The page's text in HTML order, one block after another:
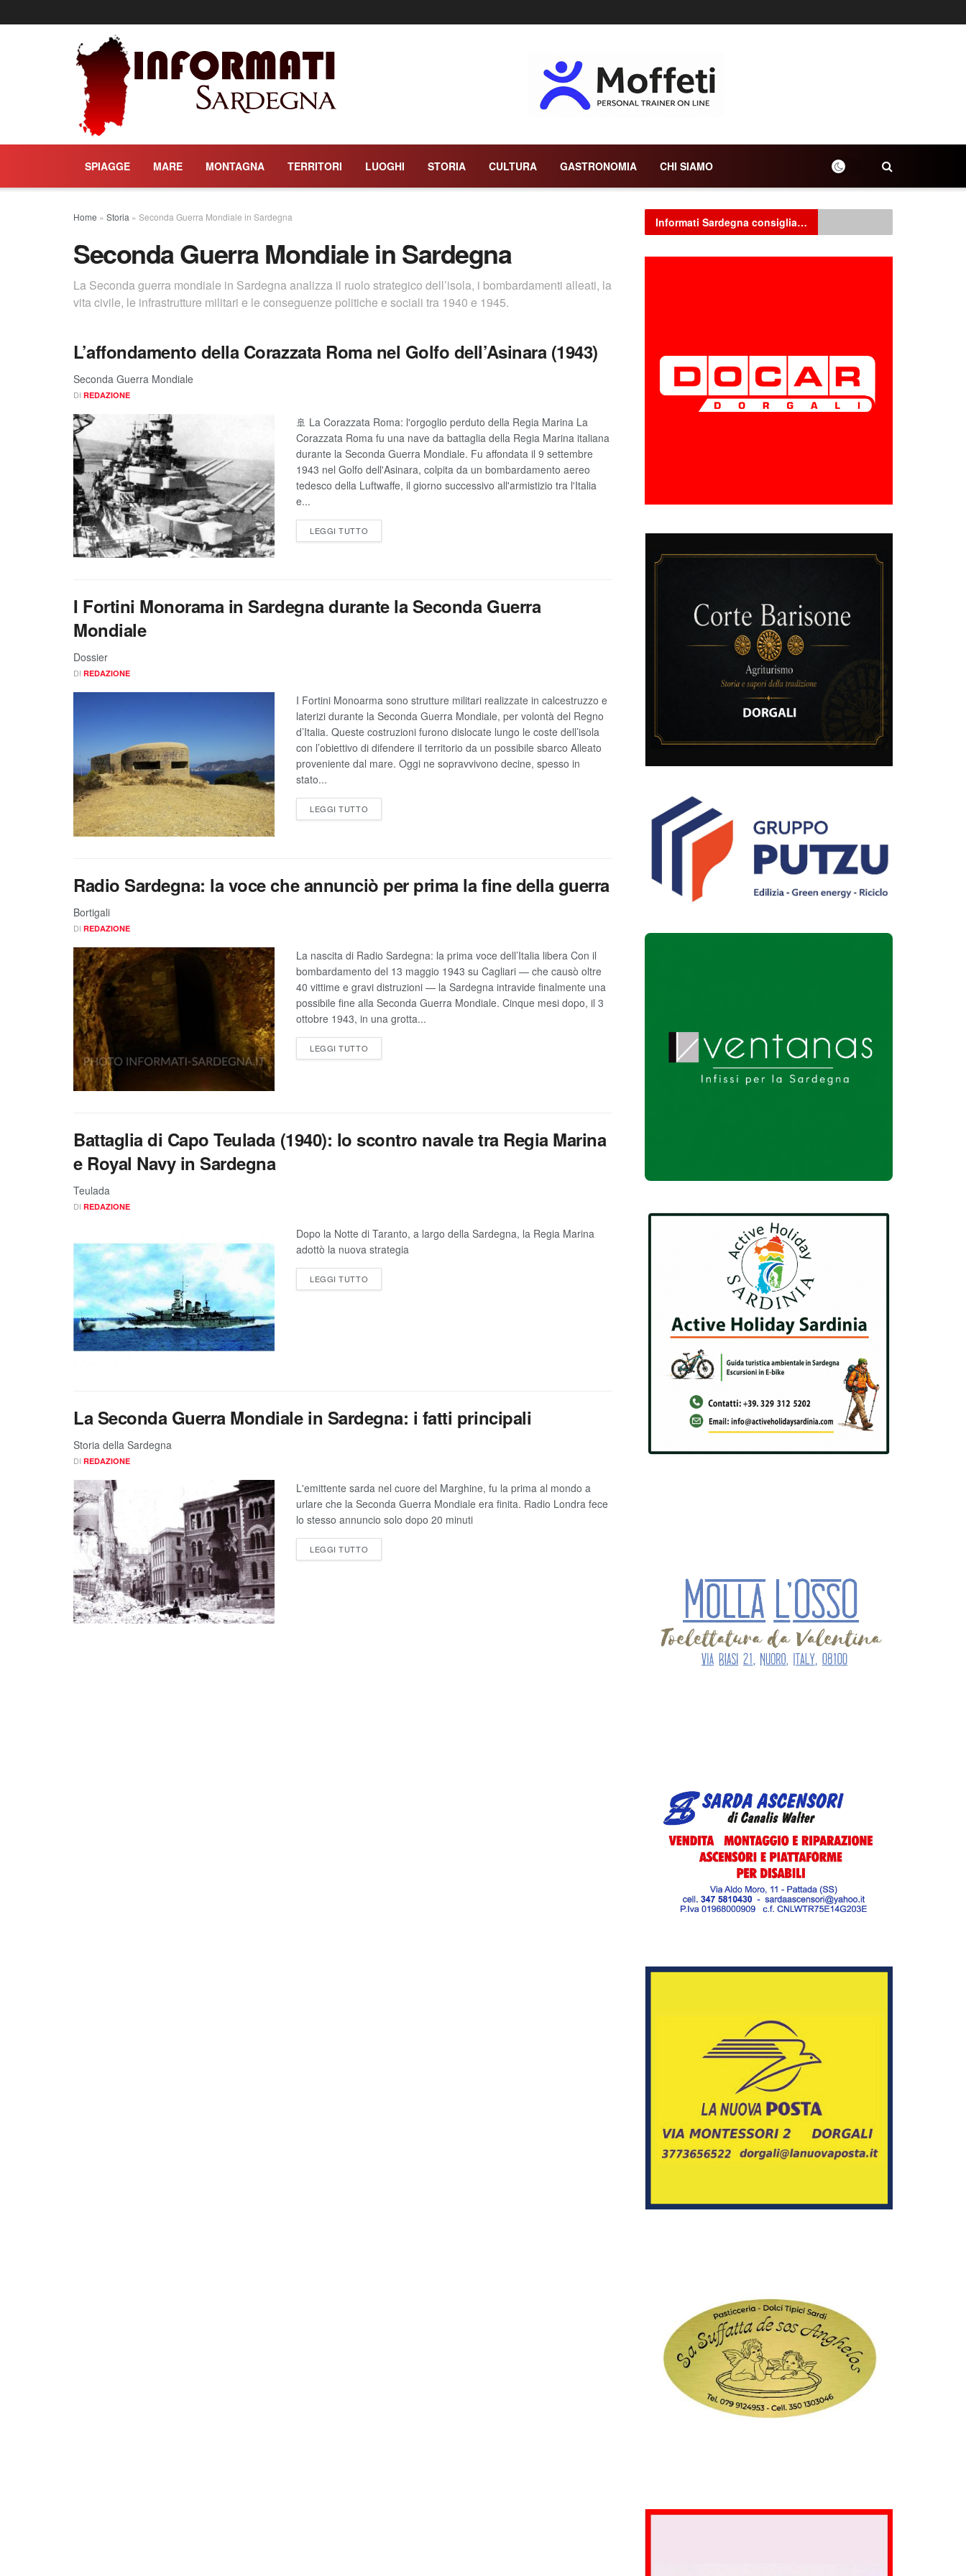
SPIAGGE MARE MONTAGNA TERRITORI LUOGHI STORIA CULTURA GASTRONOMIA CHI SIAMO
Home » Storia » Seconda Guerra Mondiale in Sardegna
Seconda Guerra Mondiale in Sardegna
La Seconda guerra mondiale in Sardegna analizza il ruolo strategico dell’isola, i bombardamenti alleati, la
vita civile, le infrastrutture militari e le conseguenze politiche e sociali tra 1940 e 1945.
L’affondamento della Corazzata Roma nel Golfo dell’Asinara (1943)
Seconda Guerra Mondiale
DI REDAZIONE
🚢 La Corazzata Roma: l'orgoglio perduto della Regia Marina La
Corazzata Roma fu una nave da battaglia della Regia Marina italiana
durante la Seconda Guerra Mondiale. Fu affondata il 9 settembre
1943 nel Golfo dell'Asinara, colpita da un bombardamento aereo
tedesco della Luftwaffe, il giorno successivo all'armistizio tra l'Italia
e...
LEGGI TUTTO
I Fortini Monorama in Sardegna durante la Seconda Guerra
Mondiale
Dossier
DI REDAZIONE
I Fortini Monoarma sono strutture militari realizzate in calcestruzzo e
laterizi durante la Seconda Guerra Mondiale, per volontà del Regno
d’Italia. Queste costruzioni furono dislocate lungo le coste dell’isola
con l’obiettivo di difendere il territorio da un possibile sbarco Alleato
proveniente dal mare. Oggi ne sopravvivono decine, spesso in
stato...
LEGGI TUTTO
Radio Sardegna: la voce che annunciò per prima la fine della guerra
Bortigali
DI REDAZIONE
La nascita di Radio Sardegna: la prima voce dell’Italia libera Con il
bombardamento del 13 maggio 1943 su Cagliari — che causò oltre
40 vittime e gravi distruzioni — la Sardegna intravide finalmente una
possibile fine alla Seconda Guerra Mondiale. Cinque mesi dopo, il 3
ottobre 1943, in una grotta...
LEGGI TUTTO
Battaglia di Capo Teulada (1940): lo scontro navale tra Regia Marina
e Royal Navy in Sardegna
Teulada
DI REDAZIONE
Dopo la Notte di Taranto, a largo della Sardegna, la Regia Marina
adottò la nuova strategia
LEGGI TUTTO
La Seconda Guerra Mondiale in Sardegna: i fatti principali
Storia della Sardegna
DI REDAZIONE
L'emittente sarda nel cuore del Marghine, fu la prima al mondo a
urlare che la Seconda Guerra Mondiale era finita. Radio Londra fece
lo stesso annuncio solo dopo 20 minuti
LEGGI TUTTO
Informati Sardegna consiglia…